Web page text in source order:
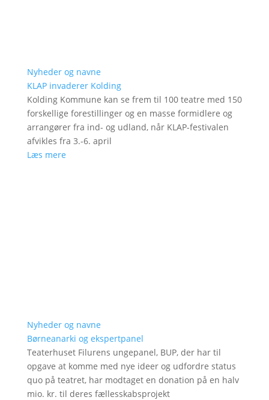
Nyheder og navne
KLAP invaderer Kolding
Kolding Kommune kan se frem til 100 teatre med 150
forskellige forestillinger og en masse formidlere og
arrangører fra ind- og udland, når KLAP-festivalen
afvikles fra 3.-6. april
Læs mere
Nyheder og navne
Børneanarki og ekspertpanel
Teaterhuset Filurens ungepanel, BUP, der har til
opgave at komme med nye ideer og udfordre status
quo på teatret, har modtaget en donation på en halv
mio. kr. til deres fællesskabsprojekt